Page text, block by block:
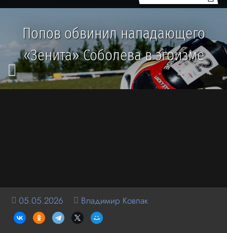
Попов обвинил нападающего
«Зенита» Соболева в эгоизме
05.05.2026 Владимир Ковпак